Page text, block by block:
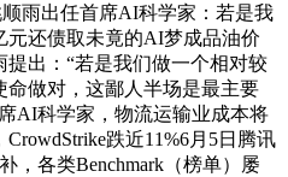
雨出任首席AI科学家：若是我
还债取未竟的AI梦成品油价
出：“若是我们做一个相对较
做对，这鄙人半场是最主要
AI科学家，物流运输业成本将
跌近11%6月5日腾讯
，各类Benchmark（榜单）屡